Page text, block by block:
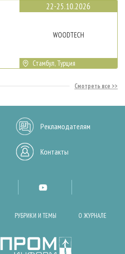
22-25.10.2026
WOODTECH
Стамбул, Турция
Смотреть все
Рекламодателям
Контакты
РУБРИКИ И ТЕМЫ О ЖУРНАЛЕ